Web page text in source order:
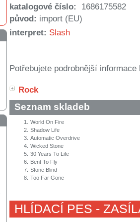
katalogové číslo:
1686175582
původ: import (EU)
interpret: Slash
Potřebujete podrobnější
Rock
Seznam skladeb
1.
World On Fire
2. Shadow Life
3. Automatic Overdrive
4. Wicked Stone
5. 30 Years To Life
6.
Bent To Fly
7. Stone Blind
8. Too Far Gone
HLÍDACÍ PES -